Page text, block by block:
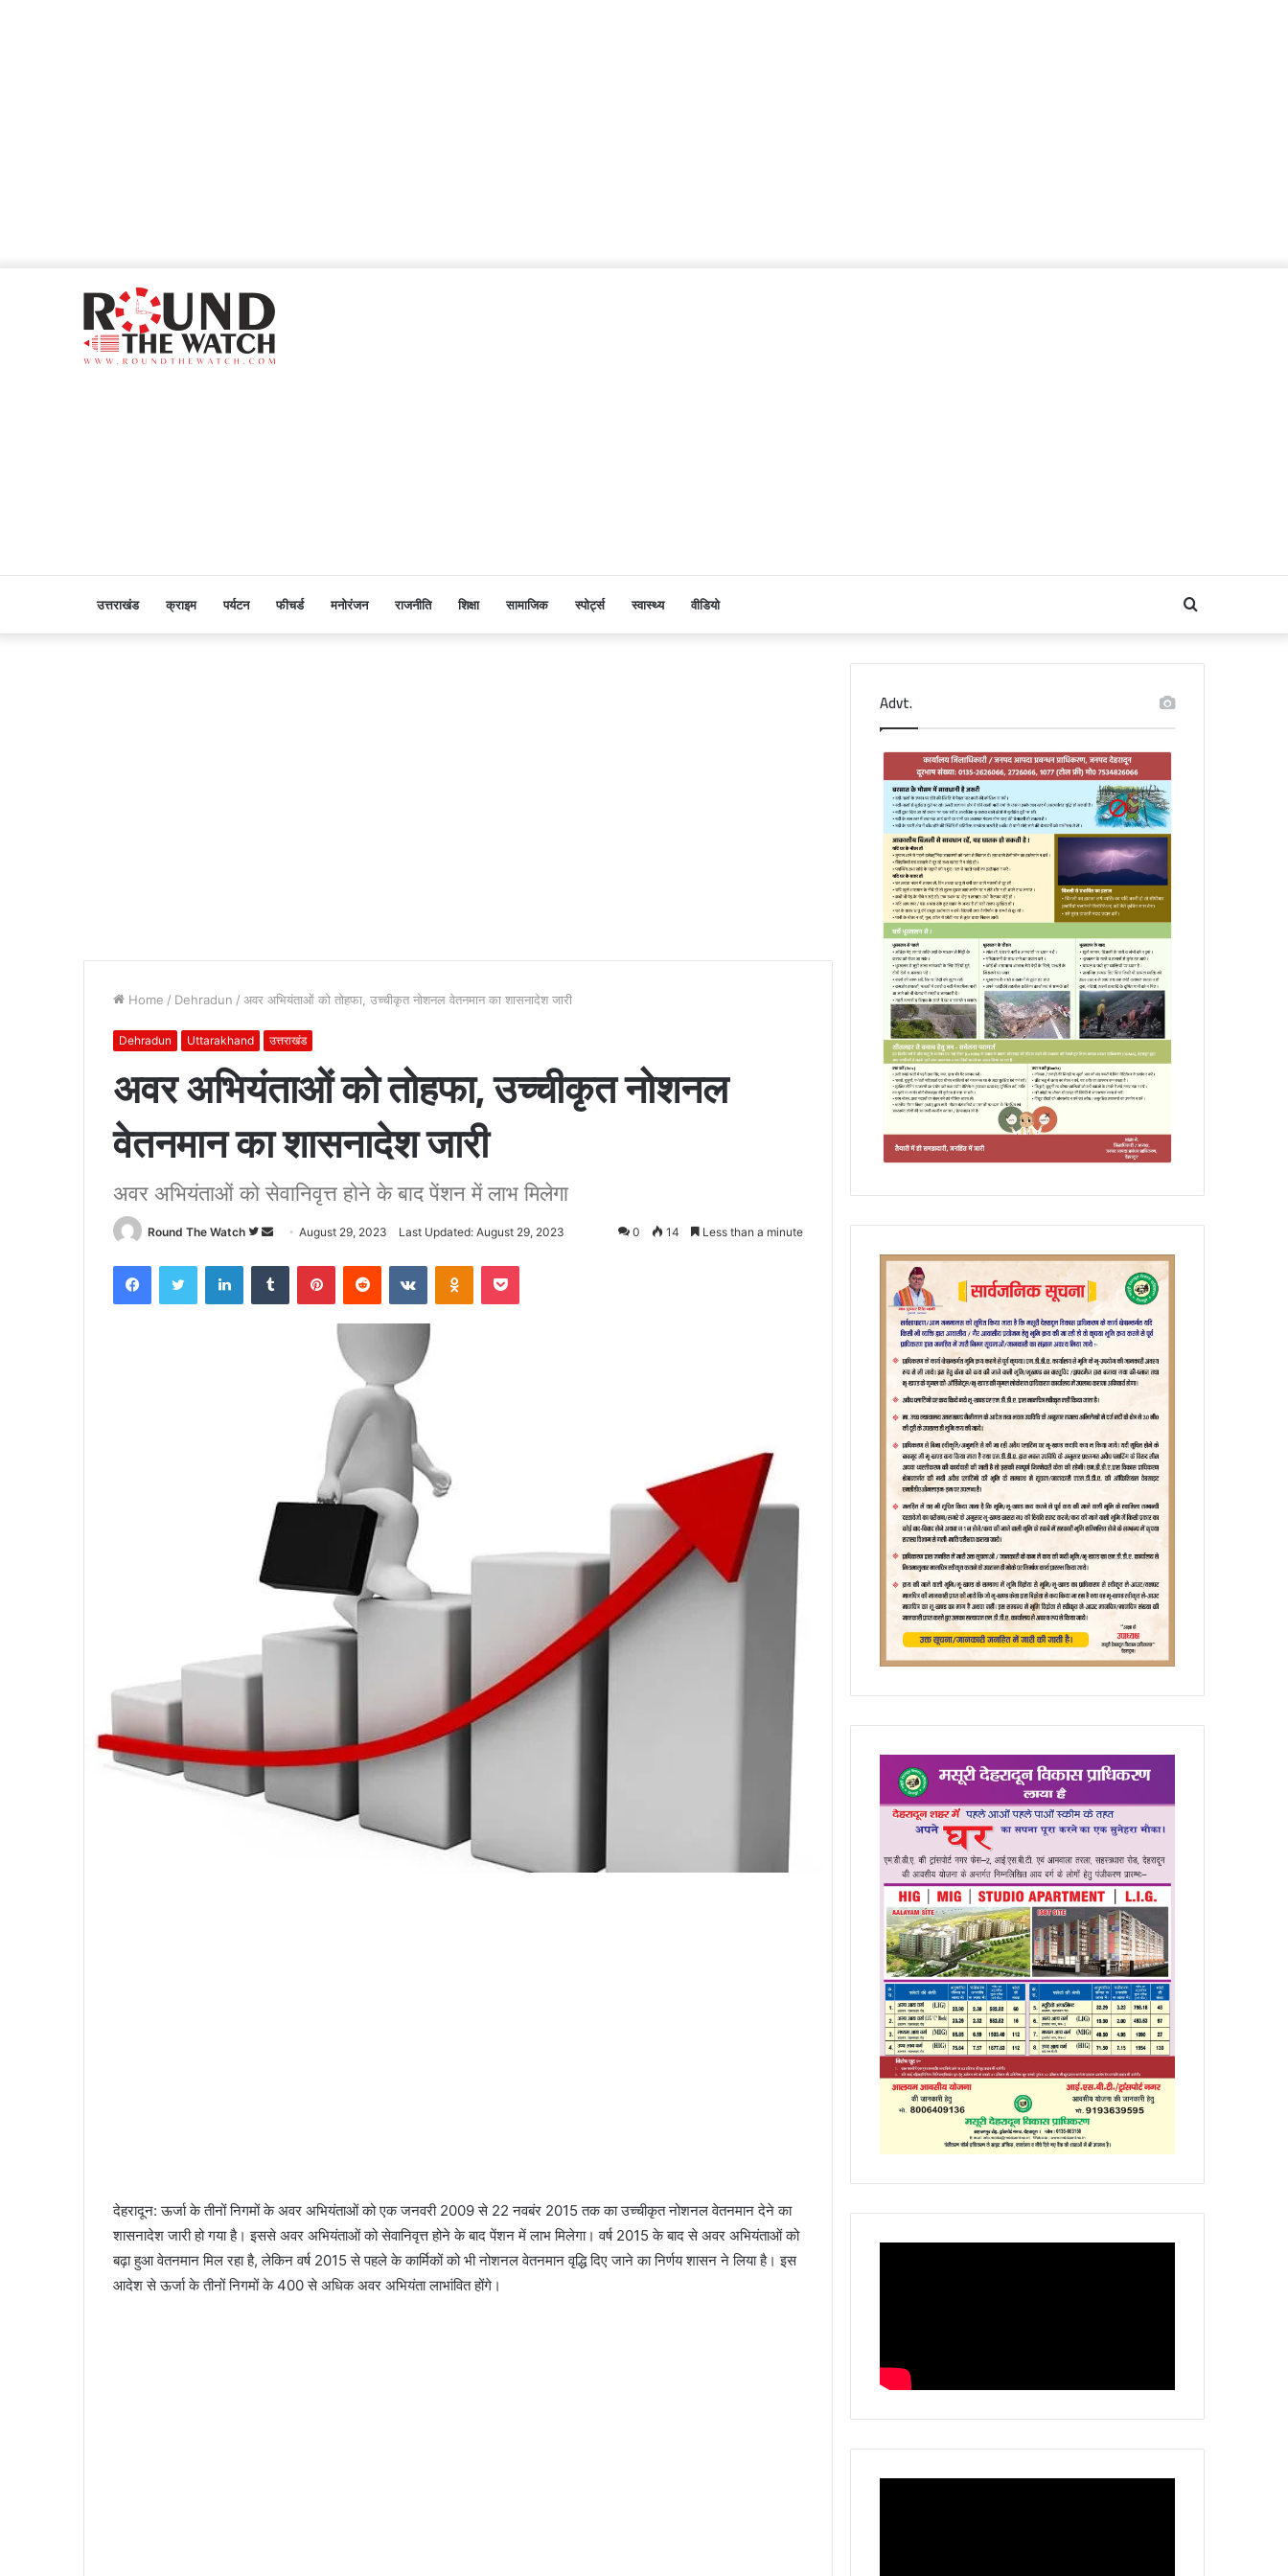
उत्तराखंड क्राइम पर्यटन फीचर्ड मनोरंजन राजनीति शिक्षा सामाजिक स्पोर्ट्स स्वास्थ्य वीडियो Search
for
Home / Dehradun / अवर अभियंताओं को तोहफा, उच्चीकृत नोशनल वेतनमान का शासनादेश जारी
Dehradun Uttarakhand उत्तराखंड
अवर अभियंताओं को तोहफा, उच्चीकृत नोशनल
वेतनमान का शासनादेश जारी
अवर अभियंताओं को सेवानिवृत्त होने के बाद पेंशन में लाभ मिलेगा
Round The Watch
Follow
Twitter
SendAugust 29, 2023 Last Updated: August 29, 2023 0 14 Less than a minute
FacebookTwitter LinkedInTumblr PinterestReddit VKontakteOdnoklassniki
Pocket
देहरादून: ऊर्जा के तीनों निगमों के अवर अभियंताओं को एक जनवरी 2009 से 22नवबंर 2015 तक काउच्चीकृत नोशनलवेतनमान देने का
शासनादेश जारी हो गया है। इससे अवर अभियंताओं को सेवानिवृत्त होने के बाद पेंशन में लाभ मिलेगा। वर्ष 2015 के बाद से अवर अभियंताओं को
बढ़ाहुआ वेतनमान मिल रहा है, लेकिन वर्ष 2015 से पहले के कार्मिकों को भीनोशनलवेतनमान वृद्धि दिए जाने का निर्णय शासन ने लिया है। इस
आदेश से ऊर्जा के तीनों निगमों के 400 से अधिक अवर अभियंतालाभांवितहोंगे।
Advt.